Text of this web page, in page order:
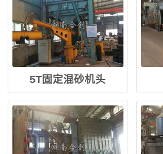
5T固定混砂机头